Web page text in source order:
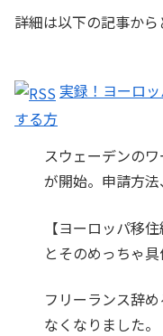
詳細は以下の記事から
実録！ヨーロ
する方
スウェーデンの
が開始。申請方
【ヨーロッパ移
とそのめっちゃ
フリーランス辞
なくなりました。